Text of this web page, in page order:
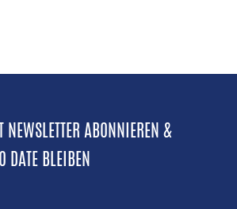
NEWSLETTER ABONNIEREN &
DATE BLEIBEN